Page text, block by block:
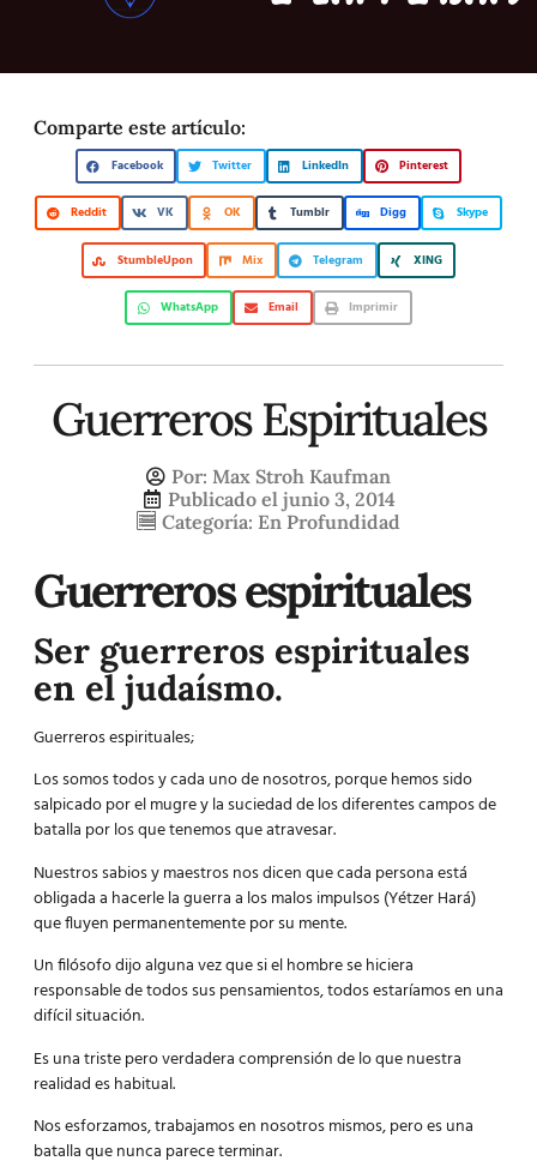
Comparte este artículo:
Facebook Twitter LinkedIn Pinterest
Reddit VK OK Tumblr Digg Skype
StumbleUpon Mix Telegram XING
WhatsApp Email Imprimir
Guerreros Espirituales
Por: Max Stroh Kaufman
Publicado el junio 3, 2014
Categoría: En Profundidad
Guerreros espirituales
Ser guerreros espirituales
en el judaísmo.
Guerreros espirituales;
Los somos todos y cada uno de nosotros, porque hemos sido
salpicado por el mugre y la suciedad de los diferentes campos de
batalla por los que tenemos que atravesar.
Nuestros sabios y maestros nos dicen que cada persona está
obligada a hacerle la guerra a los malos impulsos(Yétzer Hará)
que fluyen permanentemente por su mente.
Un filósofo dijo alguna vez que si el hombre se hiciera
responsable de todos sus pensamientos, todos estaríamos en una
difícil situación.
Es una triste pero verdadera comprensión de lo que nuestra
realidad es habitual.
Nos esforzamos, trabajamos en nosotros mismos, pero es una
batalla que nunca parece terminar.